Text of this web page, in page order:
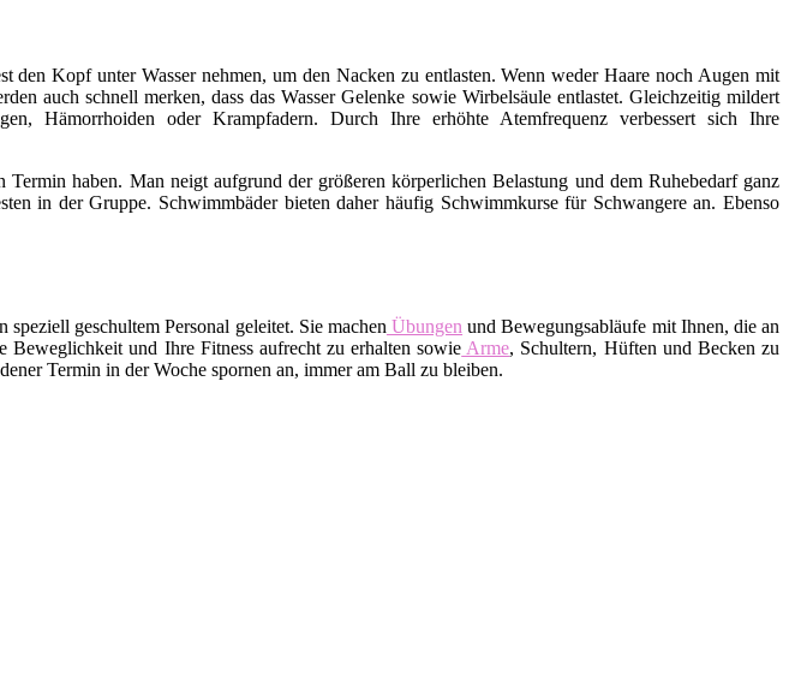
den Kopf unter Wasser nehmen, um den Nacken zu entlasten. Wenn weder Haare noch Augen mit
auch schnell merken, dass das Wasser Gelenke sowie Wirbelsäule entlastet. Gleichzeitig mildert
Hämorrhoiden oder Krampfadern. Durch Ihre erhöhte Atemfrequenz verbessert sich Ihre
Termin haben. Man neigt aufgrund der größeren körperlichen Belastung und dem Ruhebedarf ganz
in der Gruppe. Schwimmbäder bieten daher häufig Schwimmkurse für Schwangere an. Ebenso
speziell geschultem Personal geleitet. Sie machen Übungen und Bewegungsabläufe mit Ihnen, die an
und Ihre Fitness aufrecht zu erhalten sowie Arme, Schultern, Hüften und Becken zu
Termin in der Woche spornen an, immer am Ball zu bleiben.